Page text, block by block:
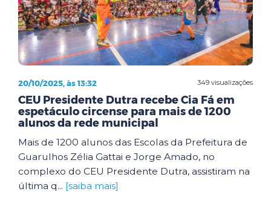
349 visualizações
20/10/2025, às 13:32
CEU Presidente Dutra recebe Cia Fá em
espetáculo circense para mais de 1200
alunos da rede municipal
Mais de 1200 alunos das Escolas da Prefeitura de
Guarulhos Zélia Gattai e Jorge Amado, no
complexo do CEU Presidente Dutra, assistiram na
última q... [saiba mais]